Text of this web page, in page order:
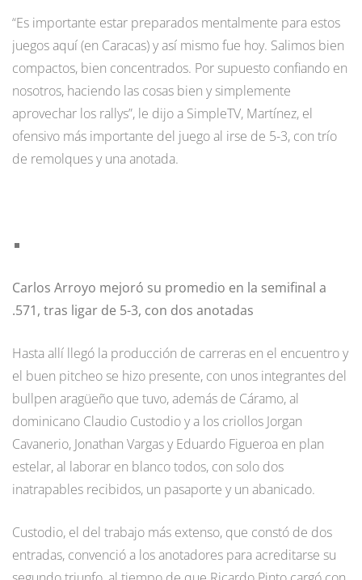
“Es importante estar preparados mentalmente para estos
juegos aquí (en Caracas) y así mismo fue hoy. Salimos bien
compactos, bien concentrados. Por supuesto confiando en
nosotros, haciendo las cosas bien y simplemente
aprovechar los rallys”, le dijo a SimpleTV, Martínez, el
ofensivo más importante del juego al irse de 5-3, con trío
de remolques y una anotada.
Carlos Arroyo mejoró su promedio en la semifinal a
.571, tras ligar de 5-3, con dos anotadas
Hasta allí llegó la producción de carreras en el encuentro y
el buen pitcheo se hizo presente, con unos integrantes del
bullpen aragüeño que tuvo, además de Cáramo, al
dominicano Claudio Custodio y a los criollos Jorgan
Cavanerio, Jonathan Vargas y Eduardo Figueroa en plan
estelar, al laborar en blanco todos, con solo dos
inatrapables recibidos, un pasaporte y un abanicado.
Custodio, el del trabajo más extenso, que constó de dos
entradas, convenció a los anotadores para acreditarse su